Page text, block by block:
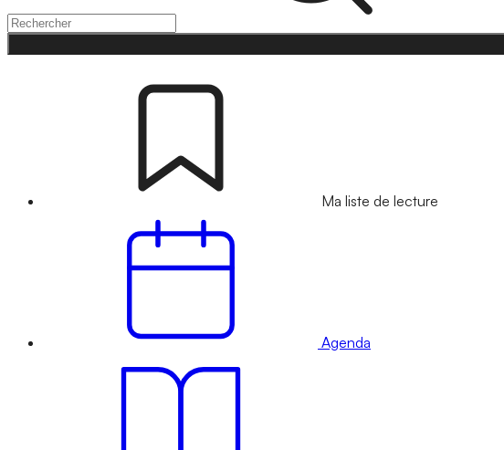
Ma liste de lecture
Agenda